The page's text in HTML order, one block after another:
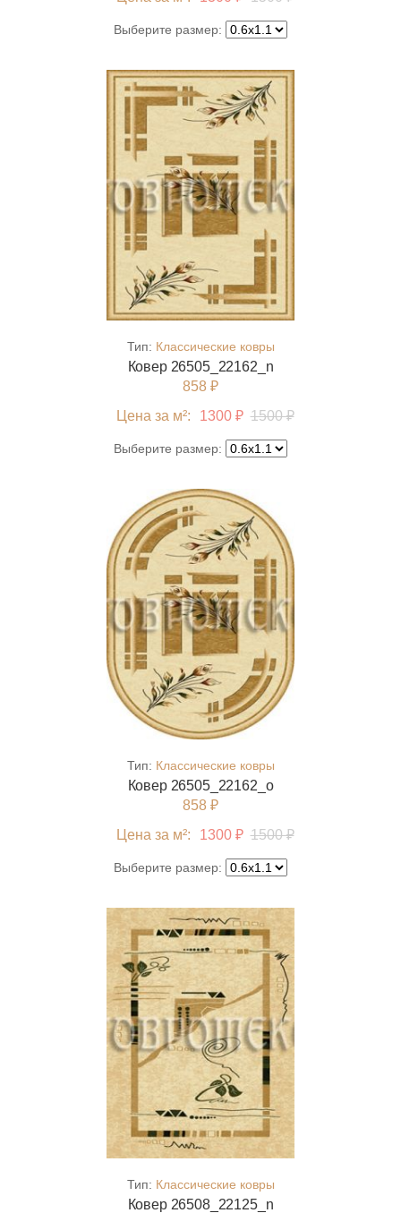
Выберите размер:
Тип: Классические ковры
Ковер 26505_22162_n
858 ₽
Цена за м²:
1300 ₽ 1500 ₽
Выберите размер:
Тип: Классические ковры
Ковер 26505_22162_o
858 ₽
Цена за м²:
1300 ₽ 1500 ₽
Выберите размер:
Тип: Классические ковры
Ковер 26508_22125_n